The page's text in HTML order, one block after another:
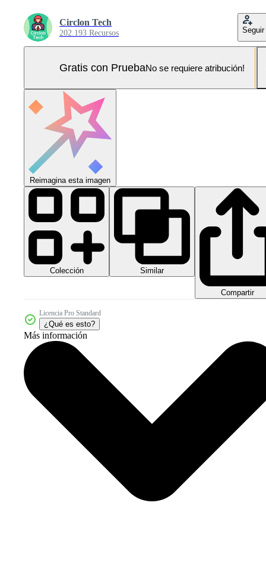
Circlon Tech
202.193 Recursos Seguir
Gratis con PruebaNo se requiere atribución!
Reimagina esta imagen
Colección Similar
Compartir
Licencia Pro Standard
¿Qué es esto?
Más información